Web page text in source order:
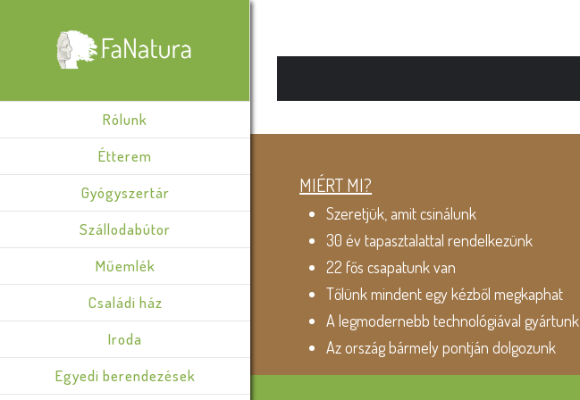
Rólunk
Étterem
Gyógyszertár
Szállodabútor
Műemlék
Családi ház
Iroda
Egyedi berendezések
MIÉRT MI?
Szeretjük, amit csinálunk
30 év tapasztalattal rendelkezünk
22 fős csapatunk van
Tőlünk mindent egy kézből megkaphat
A legmodernebb technológiával gyártunk
Az ország bármely pontján dolgozunk